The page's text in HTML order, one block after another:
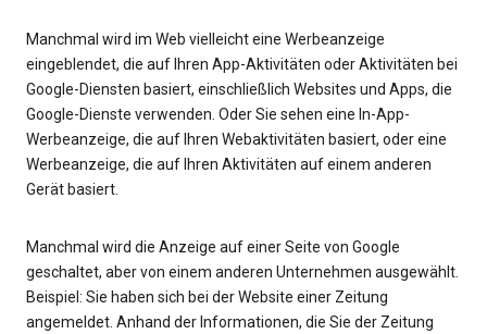
Manchmal wird im Web vielleicht eine Werbeanzeige
eingeblendet, die auf Ihren App-Aktivitäten oder Aktivitäten bei
Google-Diensten basiert, einschließlich Websites und Apps, die
Google-Dienste verwenden. Oder Sie sehen eine In-App-
Werbeanzeige, die auf Ihren Webaktivitäten basiert, oder eine
Werbeanzeige, die auf Ihren Aktivitäten auf einem anderen
Gerät basiert.
Manchmal wird die Anzeige auf einer Seite von Google
geschaltet, aber von einem anderen Unternehmen ausgewählt.
Beispiel: Sie haben sich bei der Website einer Zeitung
angemeldet. Anhand der Informationen, die Sie der Zeitung